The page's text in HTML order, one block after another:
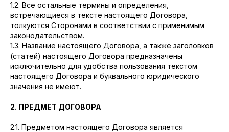
1.2. Все остальные термины и определения,
встречающиеся в тексте настоящего Договора,
толкуются Сторонами в соответствии с применимым
законодательством.
1.3. Название настоящего Договора, а также заголовков
(статей) настоящего Договора предназначены
исключительно для удобства пользования текстом
настоящего Договора и буквального юридического
значения не имеют.
2. ПРЕДМЕТ ДОГОВОРА
2.1. Предметом настоящего Договора является